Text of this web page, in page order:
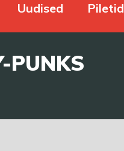
Uudised Piletid
PUNKS